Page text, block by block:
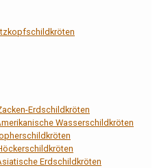
Erdschildkröten
Wasserschildkröten
Erdschildkröten